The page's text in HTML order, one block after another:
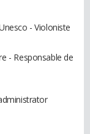
- Violoniste
- Responsable de